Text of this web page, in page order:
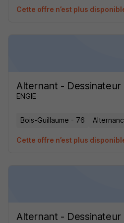
Cette offre n’est plus
Alternant -
ENGIE
Bois-Guillaume - 76
Cette offre n’est plus
Alternant -